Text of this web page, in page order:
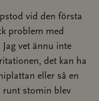
vid den första
problem med
vet ännu inte
det kan ha
eller så en
runt stomin blev